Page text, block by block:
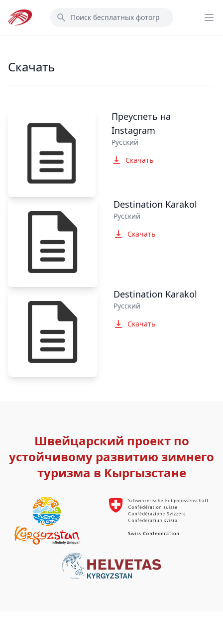
Поиск
Скачать
Преуспеть на
Instagram
Русский
Скачать
Destination Karakol
Русский
Скачать
Destination Karakol
Русский
Скачать
Швейцарский проект по
устойчивому развитию зимнего
туризма в Кыргызстане